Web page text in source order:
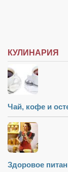
КУЛИНАРИЯ
Чай, кофе и
Здоровое